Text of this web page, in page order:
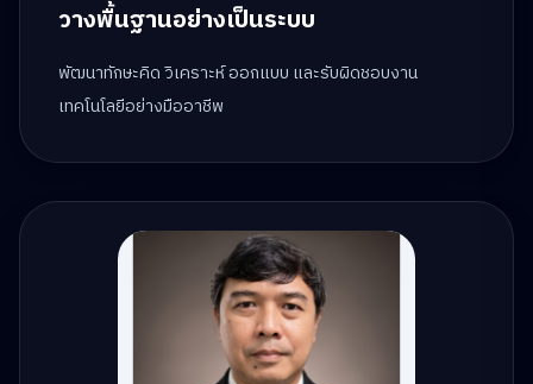
วางพื้นฐานอย่างเป็นระบบ
พัฒนาทักษะคิด วิเคราะห์ ออกแบบ และรับผิดชอบงาน
เทคโนโลยีอย่างมืออาชีพ